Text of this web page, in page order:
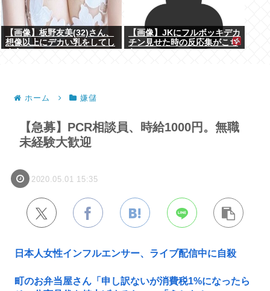
【画像】板野友美(32)さん、
想像以上にデカい乳をしてし
【画像】JKにフルボッキデカ
チン見せた時の反応集がこち
ホーム 嫌儲
【急募】PCR相談員、時給1000円。無職
未経験大歓迎
2020.05.01 15:35
日本人女性インフルエンサー、ライブ配信中に自殺
町のお弁当屋さん「申し訳ないが消費税1%になったら